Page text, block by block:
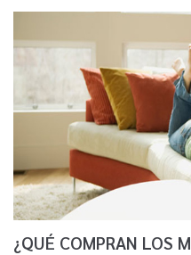
¿QUÉ COMPRAN LOS